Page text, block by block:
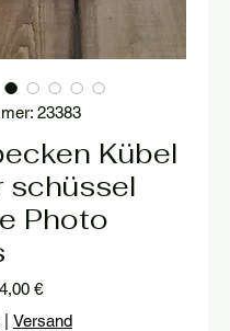
23383
Kübel
schüssel
Photo
€Sale-
Preis
Versand